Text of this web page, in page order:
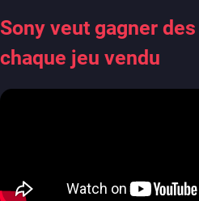
Sony veut gagner
chaque jeu vendu